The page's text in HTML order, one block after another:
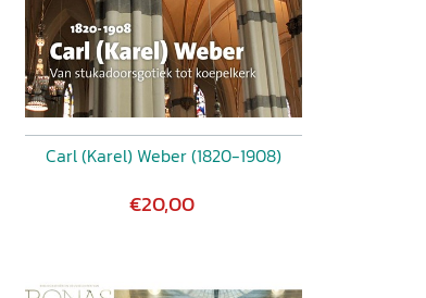
Carl (Karel) Weber (1820-1908)
€20,00